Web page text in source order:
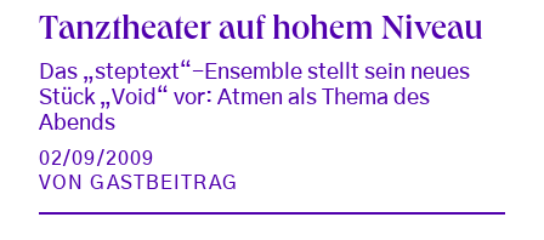
Tanztheater auf hohem Niveau
Das „steptext“-Ensemble stellt sein neues
Stück „Void“ vor: Atmen als Thema des
Abends
02/09/2009
VONGASTBEITRAG